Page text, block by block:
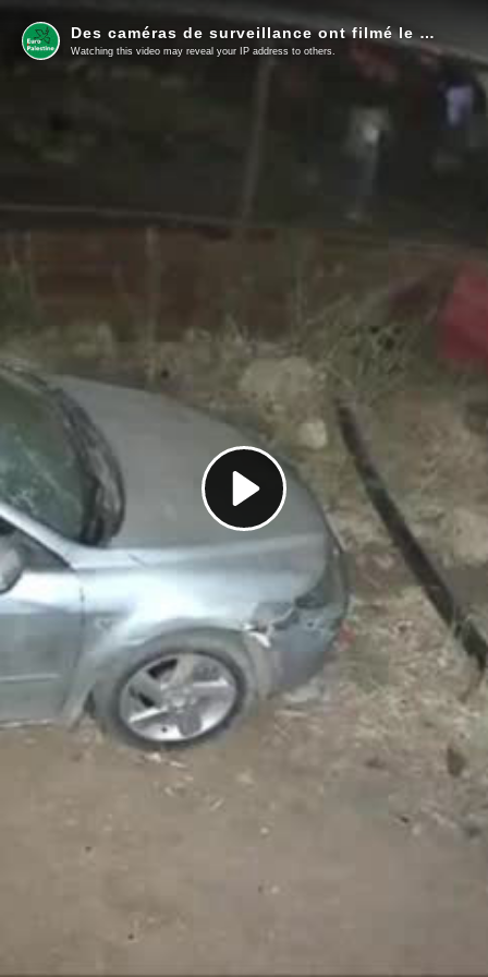
Play
Video
Des caméras de surveillance ont filmé le moment où des colons isr. ont volé 70 têtes de moutons dans la région de Hamra
Watching this video may reveal your IP address to others.